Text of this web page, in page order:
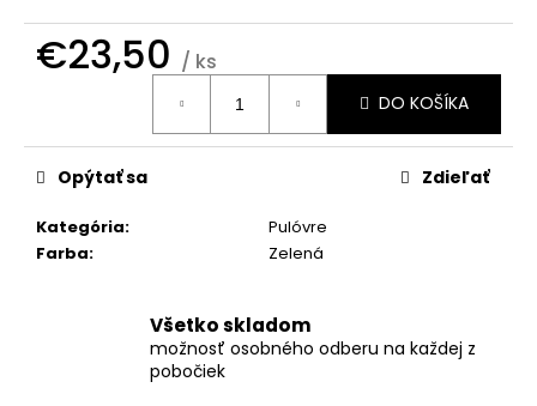
€23,50 / ks
DO KOŠÍKA
Kategória:
Pulóvre
Farba: Zelená
Opýtať sa Zdieľať
Všetko skladom
možnosť osobného odberu na každej z
pobočiek
O
d
r
ú
a
m